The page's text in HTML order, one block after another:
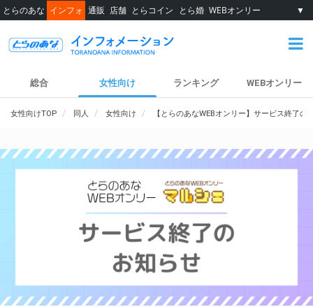
とらのあな インフォ 通販 店舗 とらコイン とら婚 WEBオンリー ▼
総合 女性向け ランキング WEBオンリー
女性向けTOP 同人 女性向け 【とらのあなWEBオンリー】サービス終了の